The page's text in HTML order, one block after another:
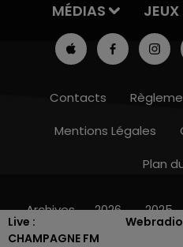
Live :
CHAMPAGNE FM
15h00 - 19h00
MÉDIAS
JEUX
Contacts
Mentions Légales
Plan
Archives 2026 2025